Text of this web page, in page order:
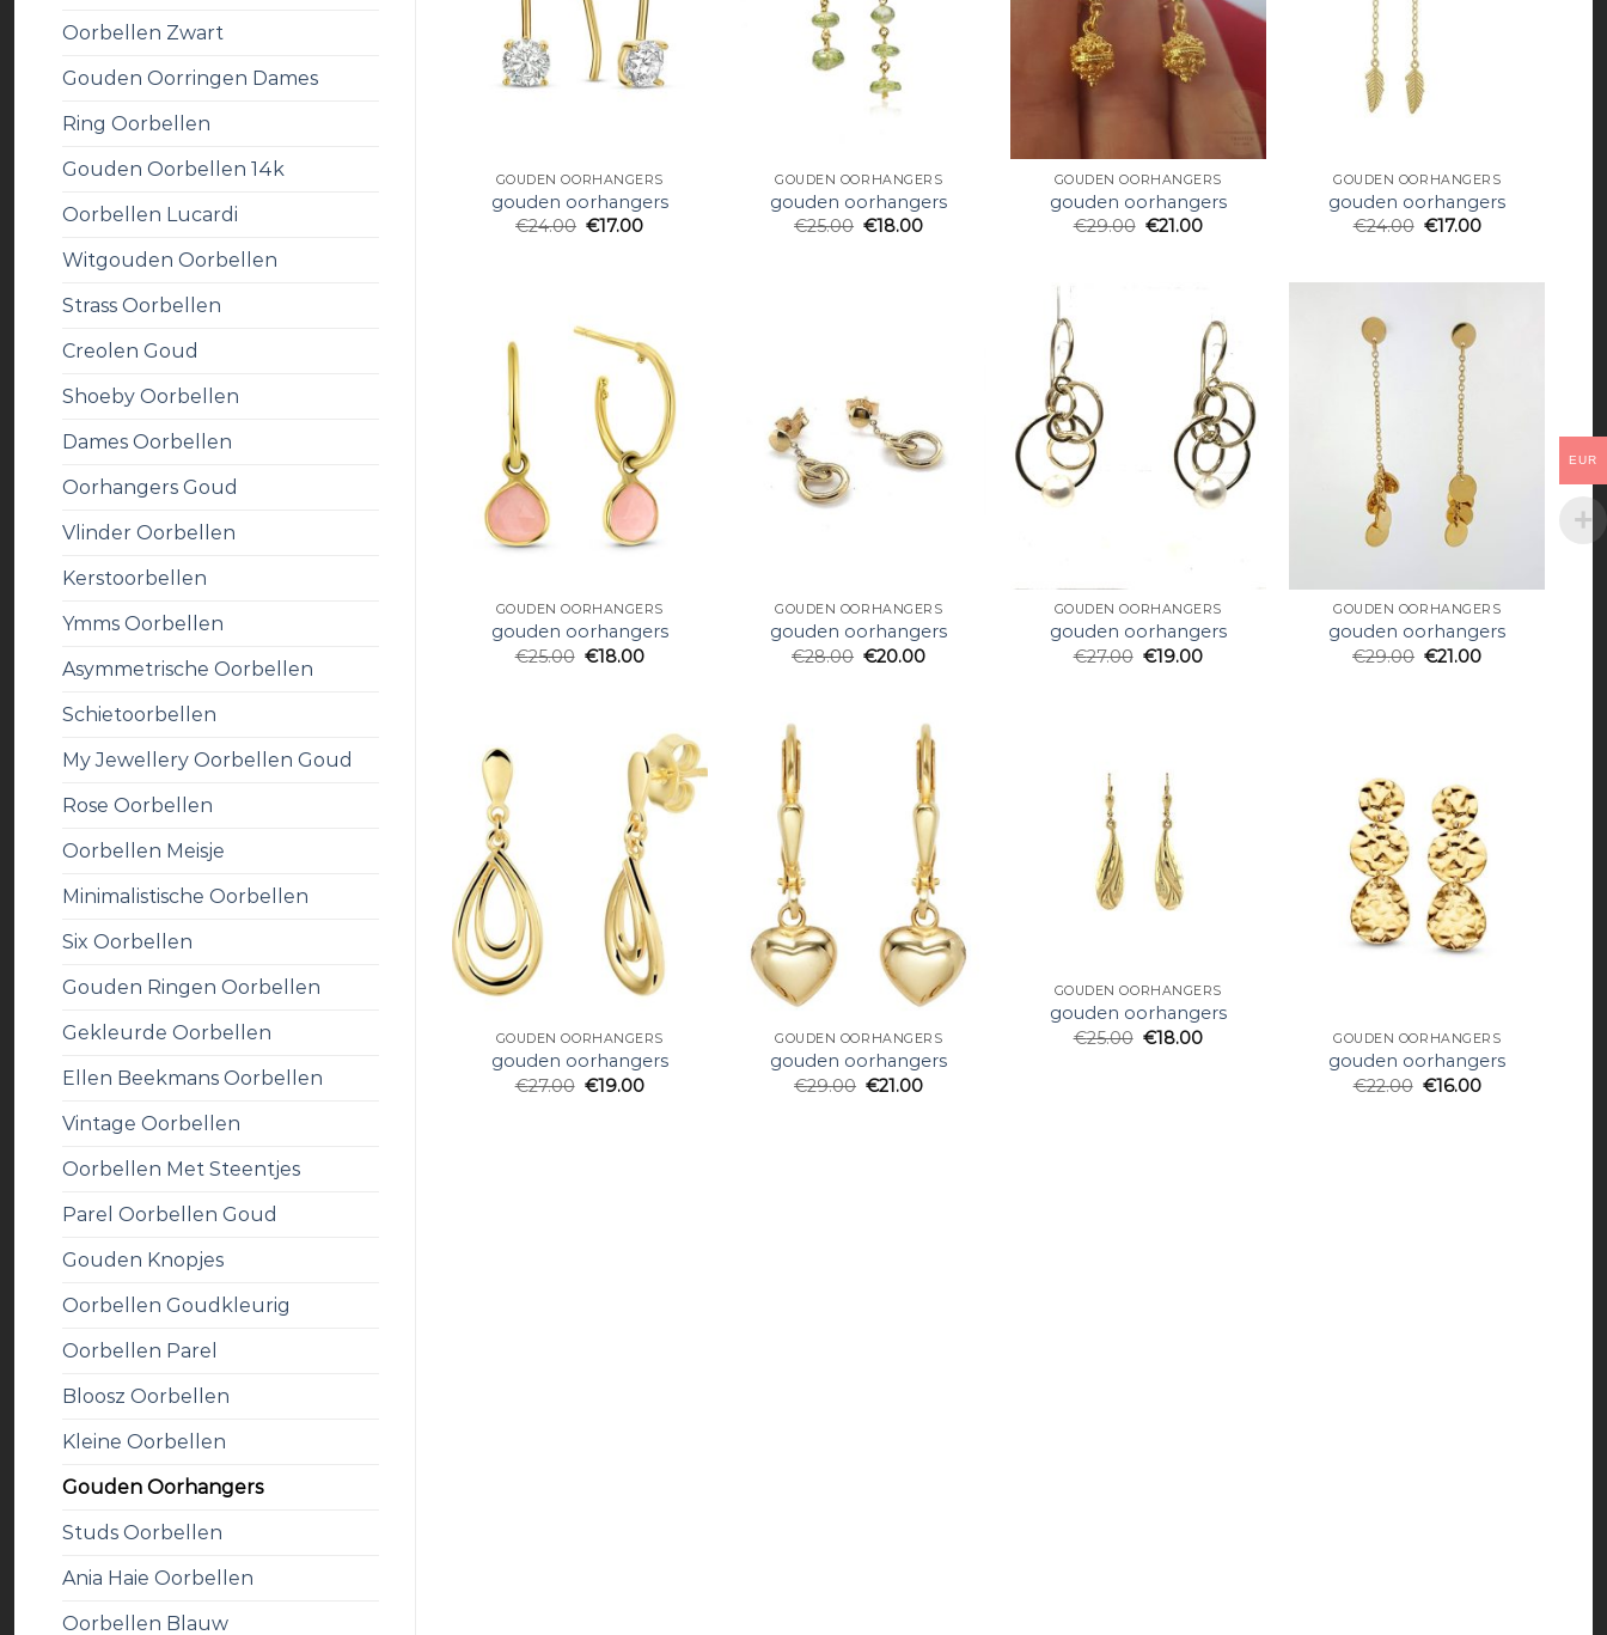
Oorbellen Zwart
Gouden Oorringen Dames
Ring Oorbellen
Gouden Oorbellen 14k
Oorbellen Lucardi
Witgouden Oorbellen
Strass Oorbellen
Creolen Goud
Shoeby Oorbellen
Dames Oorbellen
Oorhangers Goud
Vlinder Oorbellen
Kerstoorbellen
Ymms Oorbellen
Asymmetrische Oorbellen
Schietoorbellen
My Jewellery Oorbellen Goud
Rose Oorbellen
Oorbellen Meisje
Minimalistische Oorbellen
Six Oorbellen
Gouden Ringen Oorbellen
Gekleurde Oorbellen
Ellen Beekmans Oorbellen
Vintage Oorbellen
Oorbellen Met Steentjes
Parel Oorbellen Goud
Gouden Knopjes
Oorbellen Goudkleurig
Oorbellen Parel
Bloosz Oorbellen
Kleine Oorbellen
Gouden Oorhangers
Studs Oorbellen
Ania Haie Oorbellen
Oorbellen Blauw
GOUDEN OORHANGERS
gouden oorhangers
€24.00 €17.00
GOUDEN OORHANGERS
gouden oorhangers
€25.00 €18.00
GOUDEN OORHANGERS
gouden oorhangers
€29.00 €21.00
GOUDEN OORHANGERS
gouden oorhangers
€24.00 €17.00
GOUDEN OORHANGERS
gouden oorhangers
€25.00 €18.00
GOUDEN OORHANGERS
gouden oorhangers
€28.00 €20.00
GOUDEN OORHANGERS
gouden oorhangers
€27.00 €19.00
GOUDEN OORHANGERS
gouden oorhangers
€29.00 €21.00
GOUDEN OORHANGERS
gouden oorhangers
€27.00 €19.00
GOUDEN OORHANGERS
gouden oorhangers
€29.00 €21.00
GOUDEN OORHANGERS
gouden oorhangers
€25.00 €18.00 GOUDEN OORHANGERS
gouden oorhangers
€22.00 €16.00
EUR